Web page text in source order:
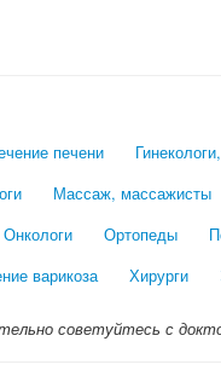
печени
Массаж, массажисты
Онкологи
Ортопеды
варикоза
Хирурги
советуйтесь с